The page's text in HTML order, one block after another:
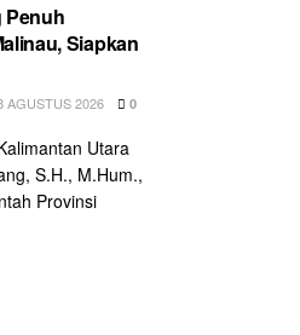
Penuh
Siapkan
AGUSTUS 2026 0
Utara
S.H., M.Hum.,
Provinsi